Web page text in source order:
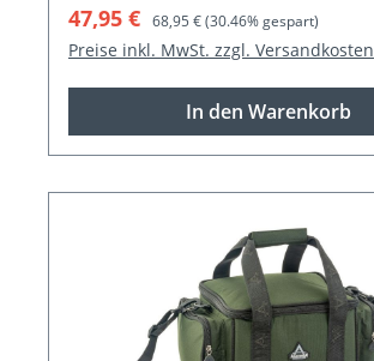
Verkaufspreis:
47,95 € Regulärer Preis:
68,95 €(30.46% gespart)
Preise inkl. MwSt. zzgl. Versandkosten
In den Warenkorb